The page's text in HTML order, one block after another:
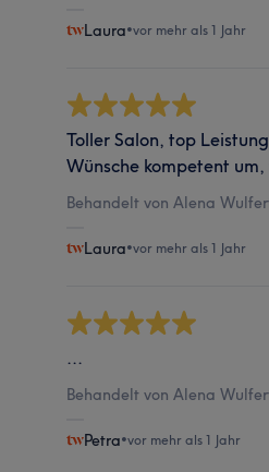
Laura•vor mehr als 1 Jahr
Toller Salon, top
Wünsche kompetent
Behandelt von Alena
Laura•vor mehr als 1 Jahr
...
Behandelt von Alena
Petra•vor mehr als 1 Jahr